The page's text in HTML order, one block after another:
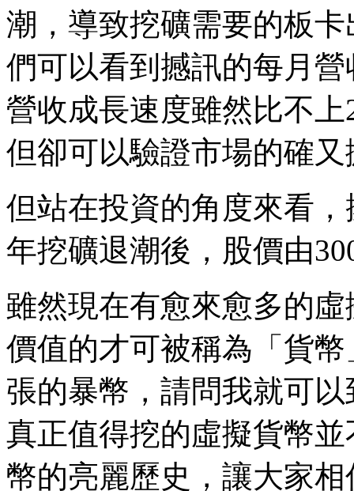
潮，導致挖礦需要的板
們可以看到撼訊的每月
營收成長速度雖然比不
但卻可以驗證市場的確
但站在投資的角度來看
年挖礦退潮後，股價由
雖然現在有愈來愈多的
價值的才可被稱為「貨
張的暴幣，請問我就可
真正值得挖的虛擬貨幣
幣的亮麗歷史，讓大家